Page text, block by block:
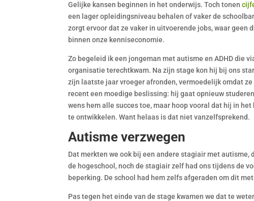
Gelijke kansen beginnen in het onderwijs. Toch tonen
een lager opleidingsniveau behalen of vaker de
zorgt ervoor dat ze vaker in uitvoerende jobs, waar
binnen onze kenniseconomie.
Zo begeleid ik een jongeman met autisme en ADHD die
organisatie terechtkwam. Na zijn stage kon hij bij ons
zijn laatste jaar vroeger afronden, vermoedelijk omdat
recent een moedige beslissing: hij gaat opnieuw
wens hem alle succes toe, maar hoop vooral dat hij in
te ontwikkelen. Want helaas is dat niet vanzelfsprekend.
Autisme verzwegen
Dat merkten we ook bij een andere stagiair met
de hogeschool, noch de stagiair zelf had ons tijdens de
beperking. De school had hem zelfs afgeraden om dit
Pas tegen het einde van de stage kwamen we dat te